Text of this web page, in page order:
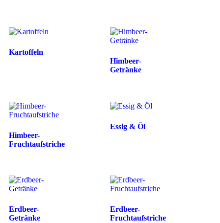
Kartoffeln
Himbeer-
Getränke
Himbeer-
Fruchtaufstriche
Essig & Öl
Erdbeer-
Getränke
Erdbeer-
Fruchtaufstriche